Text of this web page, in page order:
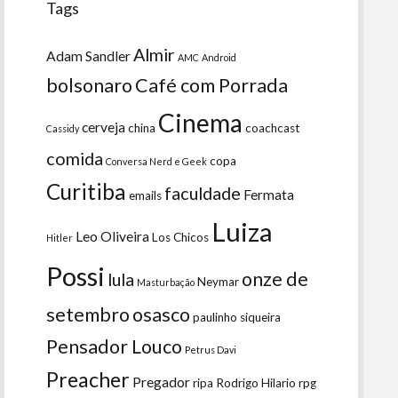
Tags
Adam Sandler Almir AMC Android
bolsonaroCafé com Porrada
Cassidy cervejachina Cinema coachcast
comida Conversa Nerd e Geek copa
Curitiba emails faculdade Fermata
Hitler Leo OliveiraLos Chicos Luiza
Possi lula Masturbação Neymar onze de
setembroosasco paulinho siqueira
Pensador Louco Petrus Davi
Preacher Pregadorripa Rodrigo Hilario rpg